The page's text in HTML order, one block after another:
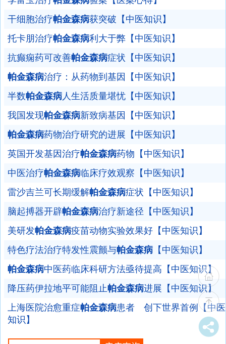
干细胞治疗帕金森病获突破【中医知识】
托卡朋治疗帕金森病利大于弊【中医知识】
抗癫痫药可改善帕金森病症状【中医知识】
帕金森病治疗：从药物到基因【中医知识】
半数帕金森病人生活质量堪忧【中医知识】
我国发现帕金森病新致病基因【中医知识】
帕金森病药物治疗研究的进展【中医知识】
英国开发基因治疗帕金森病药物【中医知识】
中医治疗帕金森病临床疗效观察【中医知识】
雷沙吉兰可长期缓解帕金森病症状【中医知识】
脑起搏器开辟帕金森病治疗新途径【中医知识】
美研发帕金森病疫苗动物实验效果好【中医知识】
特色疗法治疗特发性震颤与帕金森病 【中医知识】
帕金森病中医药临床科研方法亟待提高【中医知识】
降压药伊拉地平可能阻止帕金森病进展【中医知识】
上海医院治愈重症帕金森病患者 创下世界首例【中医
知识】